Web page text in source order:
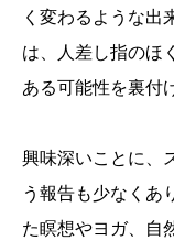
く変わるような出
は、人差し指のほ
ある可能性を裏付
興味深いことに、
う報告も少なくあ
た瞑想やヨガ、自